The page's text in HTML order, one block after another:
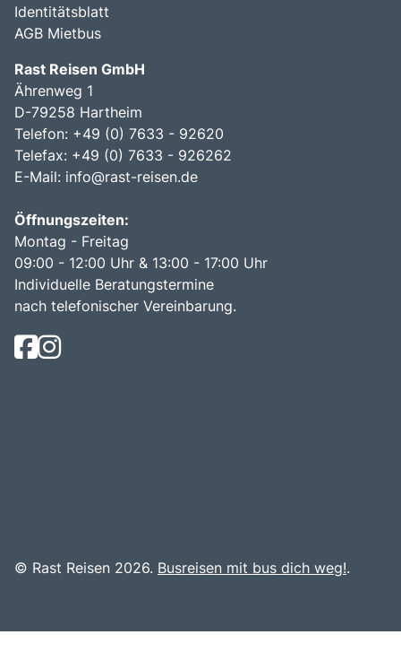
Identitätsblatt
AGB Mietbus
Rast Reisen GmbH
Ährenweg 1
D-79258 Hartheim
Telefon: +49 (0) 7633 - 92620
Telefax: +49 (0) 7633 - 926262
E-Mail: info@rast-reisen.de
Öffnungszeiten:
Montag - Freitag
09:00 - 12:00 Uhr & 13:00 - 17:00 Uhr
Individuelle Beratungstermine
nach telefonischer Vereinbarung.
© Rast Reisen 2026. Busreisen mit bus dich weg!.